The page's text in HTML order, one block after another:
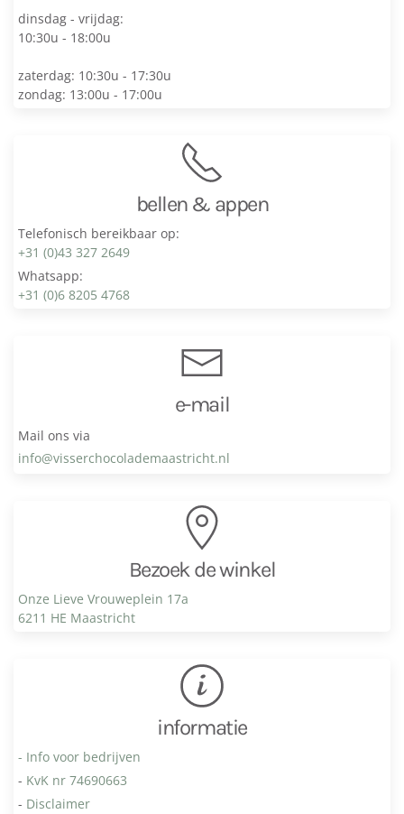
dinsdag - vrijdag:
10:30u - 18:00u
zaterdag: 10:30u - 17:30u
zondag: 13:00u - 17:00u
bellen & appen
Telefonisch bereikbaar op:
+31 (0)43 327 2649
Whatsapp:
+31 (0)6 8205 4768
e-mail
Mail ons via
info@visser­chocolade­maastricht.nl
Bezoek de winkel
Onze Lieve Vrouweplein 17a
6211 HE Maastricht
informatie
- Info voor bedrijven
- KvK nr 74690663
- Disclaimer